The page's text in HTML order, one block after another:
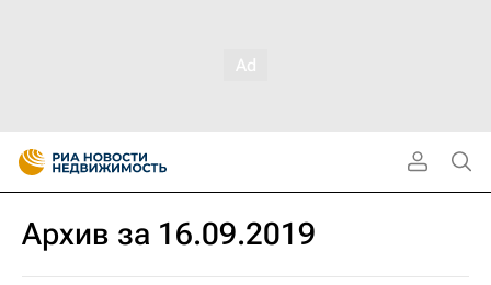
Архив за 16.09.2019